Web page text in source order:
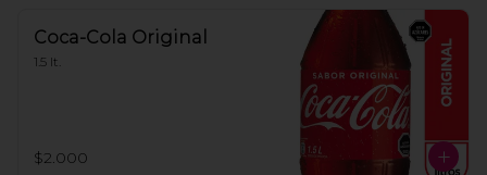
Coca-Cola Original
1.5 lt.
$2.000